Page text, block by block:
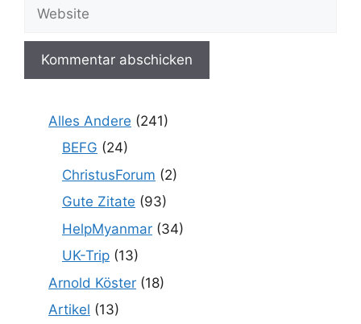
Alles Andere (241)
BEFG (24)
ChristusForum (2)
Gute Zitate (93)
HelpMyanmar (34)
UK-Trip (13)
Arnold Köster (18)
Artikel (13)